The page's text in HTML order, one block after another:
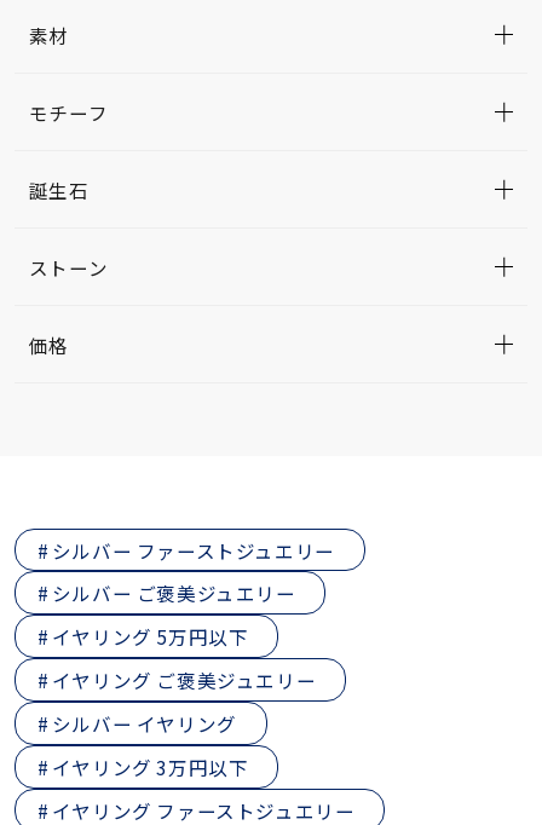
素材
モチーフ
誕生石
ストーン
価格
シルバー ファーストジュエリー
シルバー ご褒美ジュエリー
イヤリング 5万円以下
イヤリング ご褒美ジュエリー
シルバー イヤリング
イヤリング 3万円以下
イヤリング ファーストジュエリー